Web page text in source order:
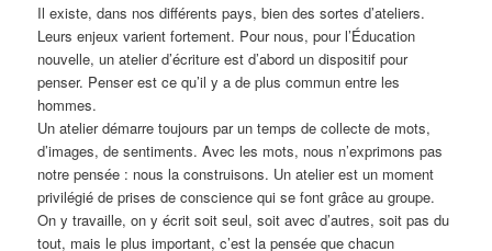
Il existe, dans nos différents pays, bien des sortes d’ateliers.
Leurs enjeux varient fortement. Pour nous, pour l’Éducation
nouvelle, un atelier d’écriture est d’abord un dispositif pour
penser. Penser est ce qu’il y a de plus commun entre les
hommes.
Un atelier démarre toujours par un temps de collecte de mots,
d’images, de sentiments. Avec les mots, nous n’exprimons pas
notre pensée : nous la construisons. Un atelier est un moment
privilégié de prises de conscience qui se font grâce au groupe.
On y travaille, on y écrit soit seul, soit avec d’autres, soit pas du
tout, mais le plus important, c’est la pensée que chacun